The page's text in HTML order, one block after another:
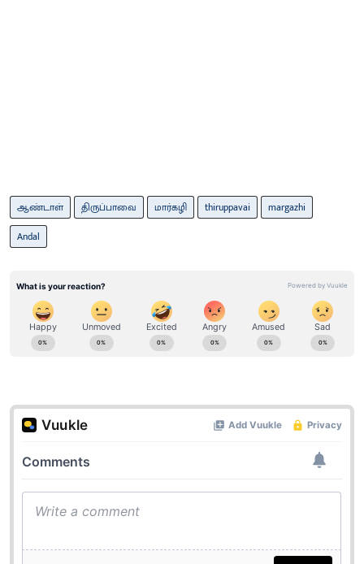
ஆண்டாள் திருப்பாவை மார்கழி thiruppavai
margazhi
Andal